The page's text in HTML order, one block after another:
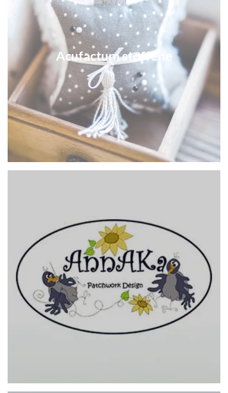
Acufactum stoffene